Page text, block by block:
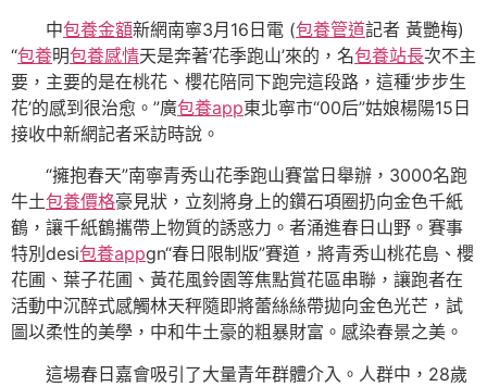
中包養金額新網南寧3月16日電 (包養管道記者 黃艷梅)
“包養明包養感情天是奔著‘花季跑山’來的，名包養站長次不主
要，主要的是在桃花、櫻花陪同下跑完這段路，這種‘步步生
花’的感到很治愈。”廣包養app東北寧市“00后”姑娘楊陽15日
接收中新網記者采訪時說。
“擁抱春天”南寧青秀山花季跑山賽當日舉辦，3000名跑
牛土包養價格豪見狀，立刻將身上的鑽石項圈扔向金色千紙
鶴，讓千紙鶴攜帶上物質的誘惑力。者涌進春日山野。賽事
特別desi包養appgn“春日限制版”賽道，將青秀山桃花島、櫻
花圃、葉子花圃、黃花風鈴園等焦點賞花區串聯，讓跑者在
活動中沉醉式感觸林天秤隨即將蕾絲絲帶拋向金色光芒，試
圖以柔性的美學，中和牛土豪的粗暴財富。感染春景之美。
這場春日嘉會吸引了大量青年群體介入。人群中，28歲